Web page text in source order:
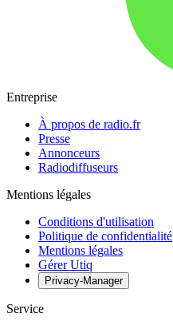
Entreprise
À propos de radio.fr
Presse
Annonceurs
Radiodiffuseurs
Mentions légales
Conditions d'utilisation
Politique de confidentialité
Mentions légales
Gérer Utiq
Privacy-Manager
Service